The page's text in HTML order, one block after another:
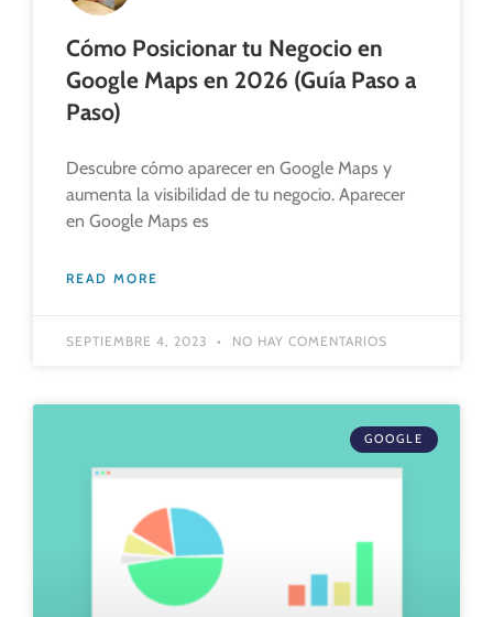
Cómo Posicionar tu Negocio en
Google Maps en 2026 (Guía Paso a
Paso)
Descubre cómo aparecer en Google Maps y
aumenta la visibilidad de tu negocio. Aparecer
en Google Maps es
READ MORE
SEPTIEMBRE 4, 2023 NO HAY COMENTARIOS
GOOGLE